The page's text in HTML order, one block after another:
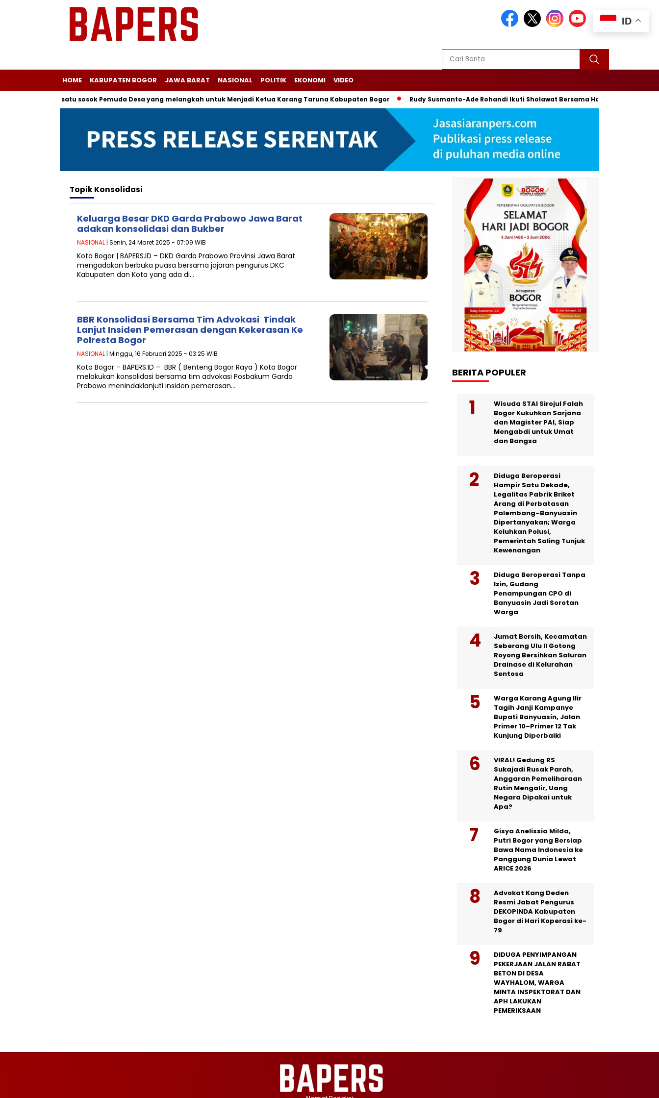
HOME KABUPATEN BOGOR JAWA BARAT NASIONAL POLITIK EKONOMI VIDEO
salah satu sosok Pemuda Desa yang melangkah untuk Menjadi Ketua Karang Taruna Kabupaten Bogor Rudy Susmanto-Ade Rohandi Ikuti Sholawat Bersama Habib Syech Bin Abdul
TopikKonsolidasi
Keluarga Besar DKD Garda Prabowo Jawa Barat
adakan konsolidasi dan Bukber
NASIONAL | Senin, 24 Maret 2025 - 07:09 WIB
Kota Bogor | BAPERS.ID – DKD Garda Prabowo Provinsi Jawa Barat
mengadakan berbuka puasa bersama jajaran pengurus DKC
Kabupaten dan Kota yang ada di…
BBR Konsolidasi Bersama Tim Advokasi Tindak
Lanjut Insiden Pemerasan dengan Kekerasan Ke
Polresta Bogor
NASIONAL | Minggu, 16 Februari 2025 - 03:25 WIB
Kota Bogor – BAPERS.ID – BBR ( Benteng Bogor Raya ) Kota Bogor
melakukan konsolidasi bersama tim advokasi Posbakum Garda
Prabowo menindaklanjuti insiden pemerasan…
BERITA POPULER
Wisuda STAI Sirojul Falah
Bogor Kukuhkan Sarjana
dan Magister PAI, Siap
Mengabdi untuk Umat
dan Bangsa
Diduga Beroperasi
Hampir Satu Dekade,
Legalitas Pabrik Briket
Arang di Perbatasan
Palembang–Banyuasin
Dipertanyakan; Warga
Keluhkan Polusi,
Pemerintah Saling Tunjuk
Kewenangan
Diduga Beroperasi Tanpa
Izin, Gudang
Penampungan CPO di
Banyuasin Jadi Sorotan
Warga
Jumat Bersih, Kecamatan
Seberang Ulu II Gotong
Royong Bersihkan Saluran
Drainase di Kelurahan
Sentosa
Warga Karang Agung Ilir
Tagih Janji Kampanye
Bupati Banyuasin, Jalan
Primer 10–Primer 12 Tak
Kunjung Diperbaiki
VIRAL! Gedung RS
Sukajadi Rusak Parah,
Anggaran Pemeliharaan
Rutin Mengalir, Uang
Negara Dipakai untuk
Apa?
Gisya Anelissia Milda,
Putri Bogor yang Bersiap
Bawa Nama Indonesia ke
Panggung Dunia Lewat
ARICE 2026
Advokat Kang Deden
Resmi Jabat Pengurus
DEKOPINDA Kabupaten
Bogor di Hari Koperasi ke-
79
DIDUGA PENYIMPANGAN
PEKERJAAN JALAN RABAT
BETON DI DESA
WAYHALOM, WARGA
MINTA INSPEKTORAT DAN
APH LAKUKAN
PEMERIKSAAN
ID